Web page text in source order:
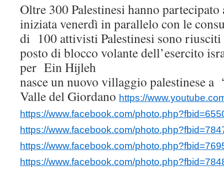
Oltre 300 Palestinesi hanno partecipato
iniziata venerdì in parallelo con le
di 100 attivisti Palestinesi sono riusciti
posto di blocco volante dell’esercito
per Ein Hijleh
nasce un nuovo villaggio palestinese
Valle del Giordano https://
https://www.facebook.com/
https://www.facebook.com/
https://www.facebook.com/
https://www.facebook.com/